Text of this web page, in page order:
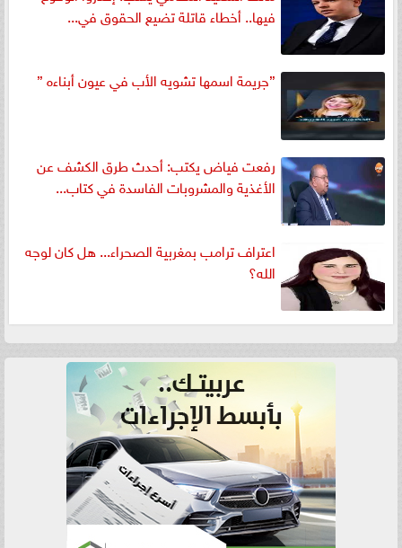
فيها.. أخطاء قاتلة تضيع الحقوق في...
”جريمة اسمها تشويه الأب في عيون أبناءه ”
رفعت فياض يكتب: أحدث طرق الكشف عن
الأغذية والمشروبات الفاسدة في كتاب...
اعتراف ترامب بمغربية الصحراء... هل كان لوجه
الله؟